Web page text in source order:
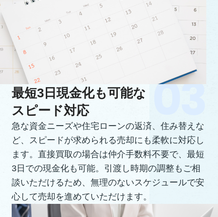
最短3日現金化も可能な
スピード対応
急な資金ニーズや住宅ローンの返済、住み替えな
ど、スピードが求められる売却にも柔軟に対応し
ます。直接買取の場合は仲介手数料不要で、最短
3日での現金化も可能。引渡し時期の調整もご相
談いただけるため、無理のないスケジュールで安
心して売却を進めていただけます。